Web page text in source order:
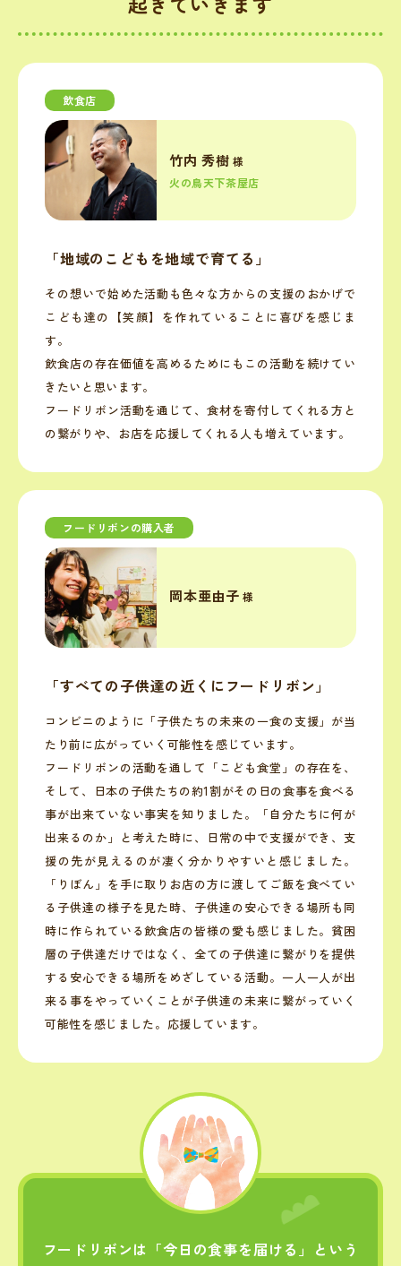
飲食店
竹内 秀樹 様
火の鳥天下茶屋店
「地域のこどもを地域で育てる」
その想いで始めた活動も色々な方からの支援のおかげで
こども達の【笑顔】を作れていることに喜びを感じま
す。
飲食店の存在価値を高めるためにもこの活動を続けてい
きたいと思います。
フードリボン活動を通じて、食材を寄付してくれる方と
の繋がりや、お店を応援してくれる人も増えています。
フードリボンの購入者
岡本亜由子 様
「すべての子供達の近くにフードリボン」
コンビニのように「子供たちの未来の一食の支援」が当
たり前に広がっていく可能性を感じています。
フードリボンの活動を通して「こども食堂」の存在を、
そして、日本の子供たちの約1割がその日の食事を食べる
事が出来ていない事実を知りました。「自分たちに何が
出来るのか」と考えた時に、日常の中で支援ができ、支
援の先が見えるのが凄く分かりやすいと感じました。
「りぼん」を手に取りお店の方に渡してご飯を食べてい
る子供達の様子を見た時、子供達の安心できる場所も同
時に作られている飲食店の皆様の愛も感じました。貧困
層の子供達だけではなく、全ての子供達に繋がりを提供
する安心できる場所をめざしている活動。一人一人が出
来る事をやっていくことが子供達の未来に繋がっていく
可能性を感じました。応援しています。
フードリボンは「今日の食事を届ける」という